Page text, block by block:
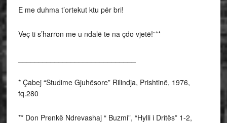
E me duhma t’ortekut ktu për bri!
Veç ti s’harron me u ndalë te na çdo vjetë!”**
* Çabej “Studime Gjuhësore” Rilindja, Prishtinë, 1976,
fq.280
** Don Prenkë Ndrevashaj “ Buzmi”, “Hylli i Dritës” 1-2,